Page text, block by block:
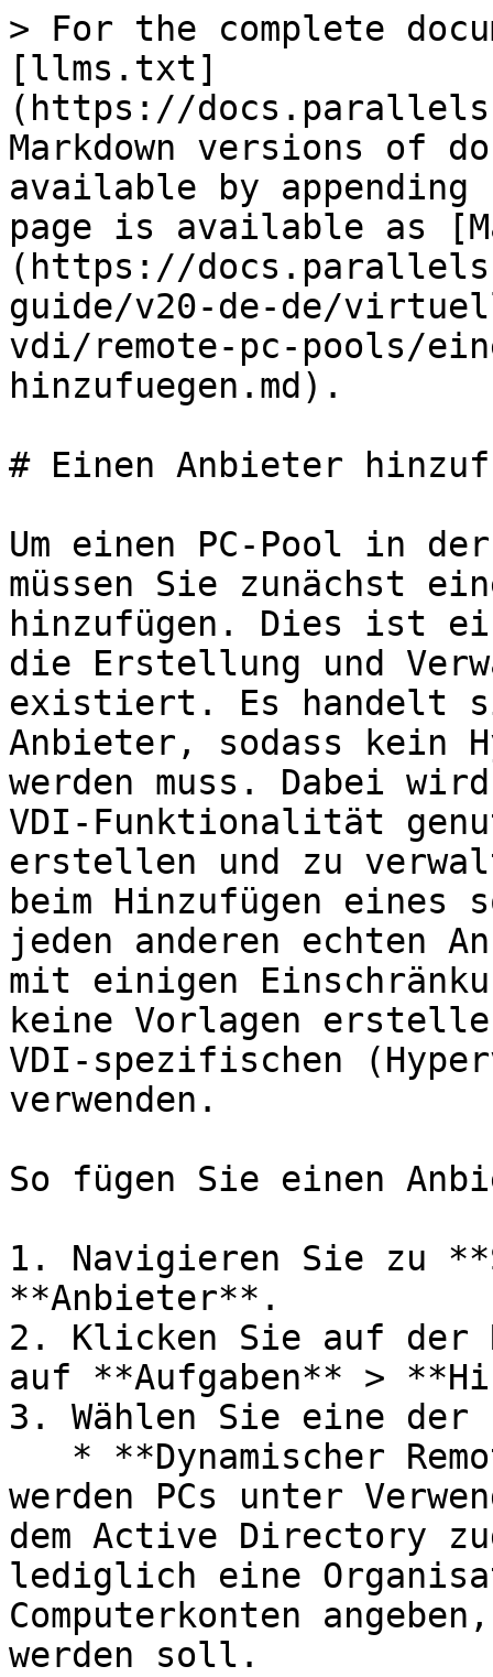
> For the complete
[llms.txt]
(https://
Markdown versions of
available by
page is available as
(https://
guide/v20-de-de/
vdi/remote-pc-pools/
hinzufuegen.md).
# Einen Anbieter
Um einen PC-Pool in
müssen Sie zunächst
hinzufügen. Dies ist
die Erstellung und
existiert. Es handelt
Anbieter, sodass
werden muss. Dabei
VDI-Funktionalität
erstellen und zu
beim Hinzufügen eines
jeden anderen echten
mit einigen
keine Vorlagen
VDI-spezifischen
verwenden.
So fügen Sie einen
1. Navigieren Sie zu
**Anbieter**.
2. Klicken Sie auf der
auf **Aufgaben** >
3. Wählen Sie eine der
werden PCs unter
dem Active Directory
lediglich eine
Computerkonten
werden soll.